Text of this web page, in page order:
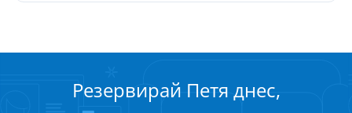
Резервирай Петя днес,